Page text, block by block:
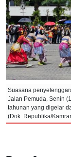
Suasana
Jalan Pemuda, Senin
tahunan yang digelar
(Dok. Republika/